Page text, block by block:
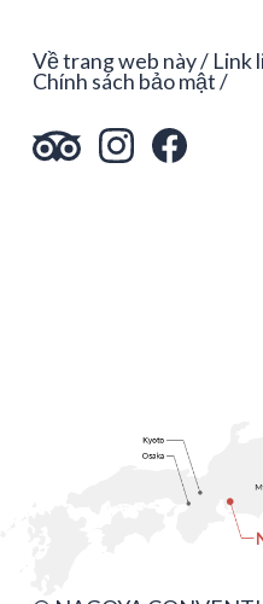
Về trang web này Link
Chính sách bảo mật